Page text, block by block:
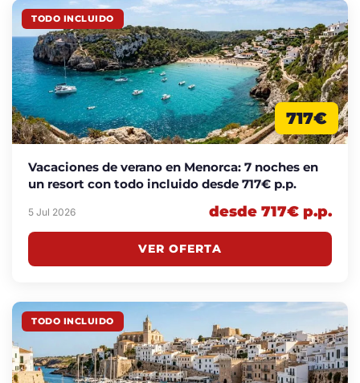
TODO INCLUIDO
717€
Vacaciones de verano en Menorca: 7 noches en
un resort con todo incluido desde 717€ p.p.
5 Jul 2026 desde 717€ p.p.
VER OFERTA
TODO INCLUIDO